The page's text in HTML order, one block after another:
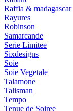
Raffia & madagascar
Rayures
Robinson
Samarcande
Serie Limitee
Sixdesigns
Soie
Soie Vegetale
Talamone
Talisman
Tempo
Tenue de Soiree